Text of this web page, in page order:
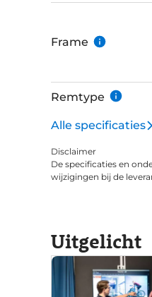
Frame
Remtype
Alle specificaties
Disclaimer
De specificaties en
wijzigingen bij de
Uitgelicht